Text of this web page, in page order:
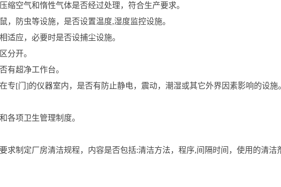
缩空气和惰性气体是否经过处理，符合生产要求。
，防虫等设施，是否设置温度,湿度监控设施。
适应，必要时是否设捕尘设施。
分开。
有超净工作台。
专[门]的仪器室内，是否有防止静电，震动，潮湿或其它外界因素影响的设施
各项卫生管理制度。
求制定厂房清洁规程，内容是否包括:清洁方法，程序,间隔时间，使用的清洁